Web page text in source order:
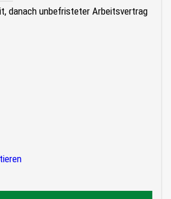
danach unbefristeter Arbeitsvertrag